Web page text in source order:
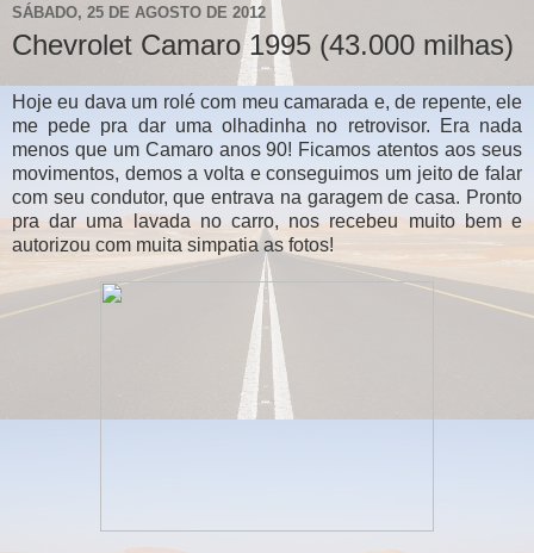
SÁBADO, 25 DE AGOSTO DE 2012
Chevrolet Camaro 1995 (43.000 milhas)
Hoje eu dava um rolé com meu camarada e, de repente, ele
me pede pra dar uma olhadinha no retrovisor. Era nada
menos que um Camaro anos 90! Ficamos atentos aos seus
movimentos, demos a volta e conseguimos um jeito de falar
com seu condutor, que entrava na garagem de casa. Pronto
pra dar uma lavada no carro, nos recebeu muito bem e
autorizou com muita simpatia as fotos!